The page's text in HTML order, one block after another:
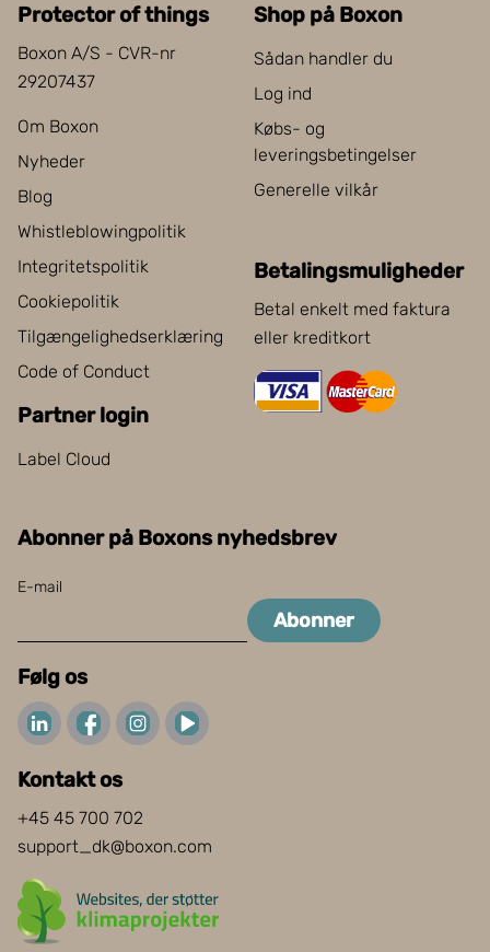
Protector of things
Boxon A/S - CVR-nr
29207437
Om Boxon
Nyheder
Blog
Whistleblowingpolitik
Integritetspolitik
Cookiepolitik
Tilgængelighedserklæring
Code of Conduct
Partner login
Label Cloud
Shop på Boxon
Sådan handler du
Log ind
Købs- og
leveringsbetingelser
Generelle vilkår
Betalingsmuligheder
Betal enkelt med faktura
eller kreditkort
Abonner på Boxons nyhedsbrev
E-mail
Abonner
Følg os
Kontakt os
+45 45 700 702
support_dk@boxon.com